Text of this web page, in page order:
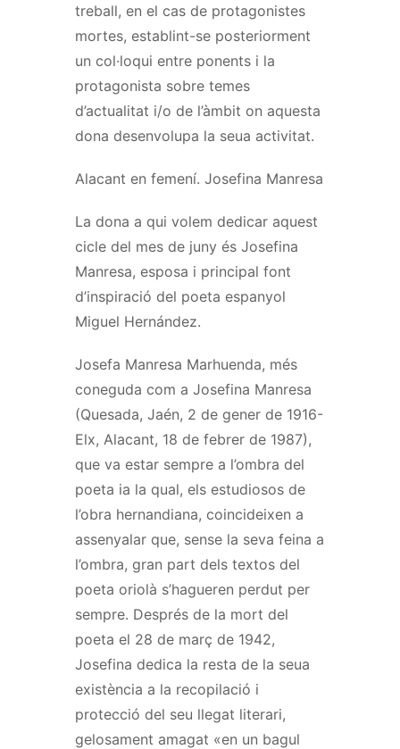
treball, en el cas de protagonistes
mortes, establint-se posteriorment
un col·loqui entre ponents i la
protagonista sobre temes
d’actualitat i/o de l’àmbit on aquesta
dona desenvolupa la seua activitat.
Alacant en femení. Josefina Manresa
La dona a qui volem dedicar aquest
cicle del mes de juny és Josefina
Manresa, esposa i principal font
d’inspiració del poeta espanyol
Miguel Hernández.
Josefa Manresa Marhuenda, més
coneguda com a Josefina Manresa
(Quesada, Jaén, 2 de gener de 1916-
Elx, Alacant, 18 de febrer de 1987),
que va estar sempre a l’ombra del
poeta ia la qual, els estudiosos de
l’obra hernandiana, coincideixen a
assenyalar que, sense la seva feina a
l’ombra, gran part dels textos del
poeta oriolà s’hagueren perdut per
sempre. Després de la mort del
poeta el 28 de març de 1942,
Josefina dedica la resta de la seua
existència a la recopilació i
protecció del seu llegat literari,
gelosament amagat «en un bagul